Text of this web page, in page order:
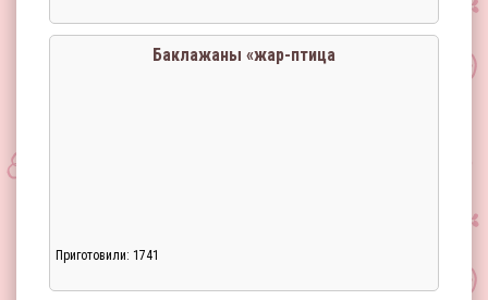
Баклажаны «жар-птица
Приготовили: 1741